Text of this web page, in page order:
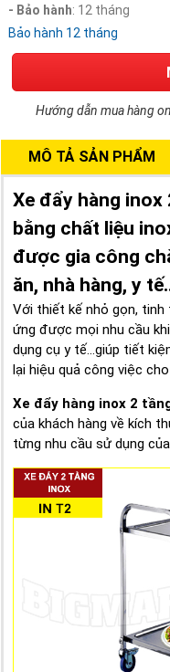
- Bảo hành: 12 tháng
Bảo hành 12 tháng
Hướng dẫn mua hàng
MÔ TẢ SẢN PHẨM
Xe đẩy hàng inox
bằng chất liệu
được gia công
ăn, nhà hàng, y
Với thiết kế nhỏ gọn,
ứng được mọi nhu cầu
dụng cụ y tế...giúp tiết
lại hiệu quả công việc
Xe đẩy hàng inox 2
của khách hàng về kích
từng nhu cầu sử dụng